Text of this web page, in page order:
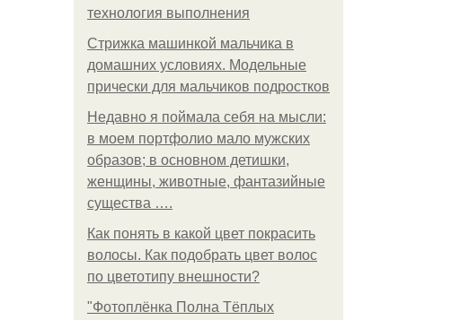
технология выполнения
Стрижка машинкой мальчика в
домашних условиях. Модельные
прически для мальчиков подростков
Недавно я поймала себя на мысли:
в моем портфолио мало мужских
образов; в основном детишки,
женщины, животные, фантазийные
существа ….
Как понять в какой цвет покрасить
волосы. Как подобрать цвет волос
по цветотипу внешности?
"Фотоплёнка Полна Тёплых